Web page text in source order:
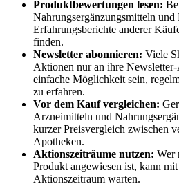
Produktbewertungen lesen:
Nahrungsergänzungsmitteln
Erfahrungsberichte anderer
finden.
Newsletter abonnieren: Viele
Aktionen nur an ihre
einfache Möglichkeit sein,
zu erfahren.
Vor dem Kauf vergleichen:
Arzneimitteln und
kurzer Preisvergleich zwischen
Apotheken.
Aktionszeiträume nutzen: Wer
Produkt angewiesen ist, kann
Aktionszeitraum warten.